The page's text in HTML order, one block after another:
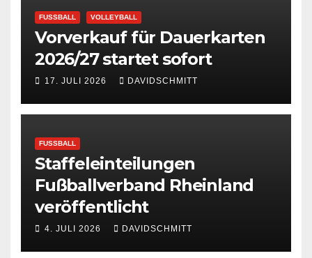
FUSSBALL VOLLEYBALL
Vorverkauf für Dauerkarten
2026/27 startet sofort
17. JULI 2026 DAVIDSCHMITT
FUSSBALL
Staffeleinteilungen
Fußballverband Rheinland
veröffentlicht
4. JULI 2026 DAVIDSCHMITT